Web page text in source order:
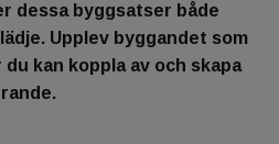
dessa byggsatser både
Upplev byggandet som
kan koppla av och skapa